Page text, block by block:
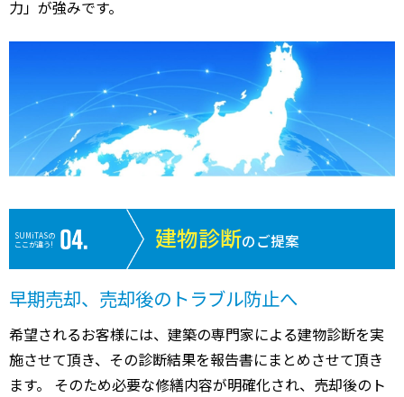
力」が強みです。
SUMiTASの
ここが違う!
建物診断のご提案
早期売却、売却後のトラブル防止へ
希望されるお客様には、建築の専門家による建物診断を実
施させて頂き、その診断結果を報告書にまとめさせて頂き
ます。 そのため必要な修繕内容が明確化され、売却後のト